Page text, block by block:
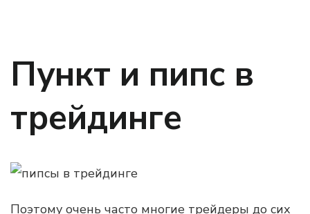
Пункт и пипс в
трейдинге
Поэтому очень часто многие трейдеры до сих